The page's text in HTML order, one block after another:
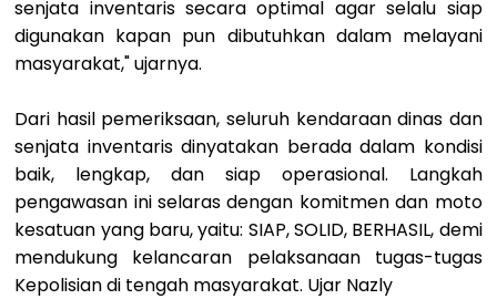
senjata inventaris secara optimal agar selalu siap
digunakan kapan pun dibutuhkan dalam melayani
masyarakat," ujarnya.
Dari hasil pemeriksaan, seluruh kendaraan dinas dan
senjata inventaris dinyatakan berada dalam kondisi
baik, lengkap, dan siap operasional. Langkah
pengawasan ini selaras dengan komitmen dan moto
kesatuan yang baru, yaitu: SIAP, SOLID, BERHASIL, demi
mendukung kelancaran pelaksanaan tugas-tugas
Kepolisian di tengah masyarakat. Ujar Nazly